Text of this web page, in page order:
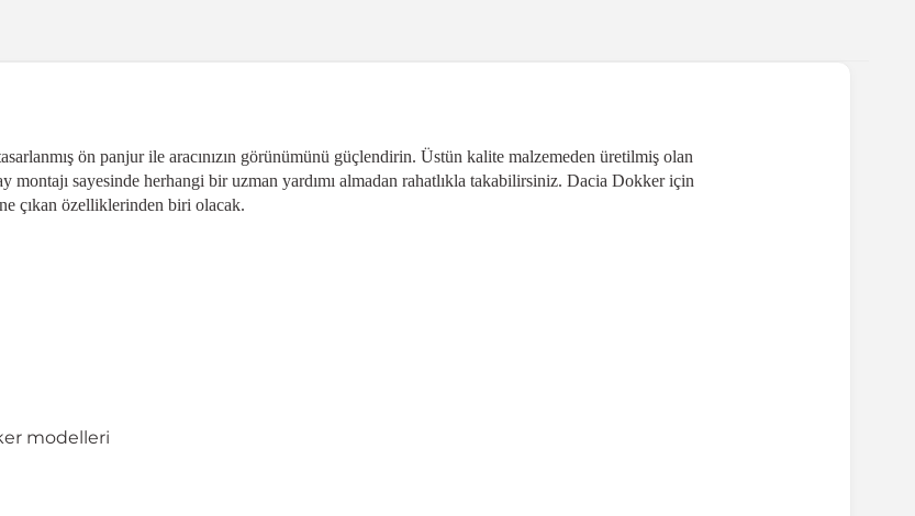
ön panjur ile aracınızın görünümünü güçlendirin. Üstün kalite malzemeden üretilmiş olan
montajı sayesinde herhangi bir uzman yardımı almadan rahatlıkla takabilirsiniz. Dacia Dokker için
çıkan özelliklerinden biri olacak.
modelleri